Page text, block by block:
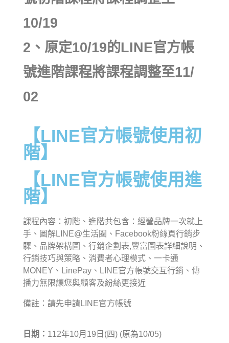
劉美慧 助理
舊網站訊息(2019前)
樓層平面圖
東區聯盟
聯絡育成
其他資源
國立東華大學
研究發展處
社團法人中華創業育成協會
百萬旗艦計畫
10/19​
​2、原定10/19​的LINE官方帳
號進階課程將課程調整至1​1/​
02
【LINE官方帳號使用初
階】
【LINE官方帳號使用進
階】
課程內容：初階、進階共包含：經營品牌一次就上
手、圖解LINE@生活圈、Facebook粉絲頁行銷步
驟、品牌架構圖、行銷企劃表,豐富圖表詳細說明、
行銷技巧與策略、消費者心理模式、一卡通
MONEY、LinePay、LINE官方帳號交互行銷、傳
播力無限讓您與顧客及紛絲更接近
備註：請先申請LINE官方帳號
日期： 112年10月19日(四) (原為10/05)